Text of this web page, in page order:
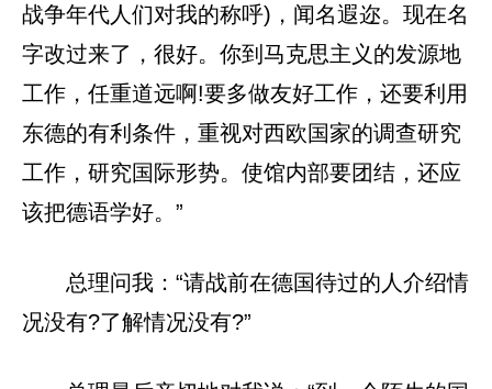
战争年代人们对我的称呼)，闻名遐迩。现在名
字改过来了，很好。你到马克思主义的发源地
工作，任重道远啊!要多做友好工作，还要利用
东德的有利条件，重视对西欧国家的调查研究
工作，研究国际形势。使馆内部要团结，还应
该把德语学好。”
总理问我：“请战前在德国待过的人介绍情
况没有?了解情况没有?”